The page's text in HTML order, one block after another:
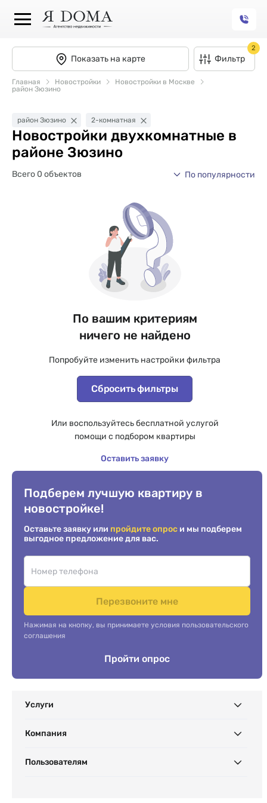
Показать на карте Фильтр
2
Главная Новостройки
Новостройки в Москве
район Зюзино
район Зюзино 2-комнатная
Новостройки двухкомнатные в
районе Зюзино
Всего 0 объектов По популярности
По вашим критериям
ничего не найдено
Попробуйте изменить настройки фильтра
Сбросить фильтры
Или воспользуйтесь бесплатной услугой
помощи с подбором квартиры
Оставить заявку
Подберем лучшую квартиру в
новостройке!
Оставьте заявку или пройдите опрос и мы подберем
выгодное предложение для вас.
Перезвоните мне
Нажимая на кнопку, вы принимаете условия пользовательского
соглашения
Пройти опрос
Услуги
Компания
Пользователям